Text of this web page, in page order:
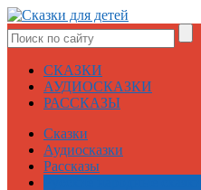
СКАЗКИ
АУДИОСКАЗКИ
РАССКАЗЫ
Сказки
Аудиосказки
Рассказы